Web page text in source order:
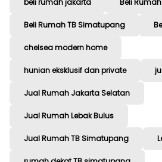
beli rumah jakarta Beli
Beli Rumah TB Simatupang
chelsea modern home
hunian eksklusif dan private
Jual Rumah Jakarta Selatan
Jual Rumah Lebak Bulus
Jual Rumah TB Simatupang